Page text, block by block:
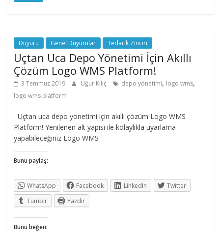
Duyuru Genel Duyurular Tedarik Zinciri
Uçtan Uca Depo Yönetimi İçin Akıllı
Çözüm Logo WMS Platform!
3 Temmuz 2019 Uğur Kılıç depo yönetimi, logo wms,
logo wms platform
Uçtan uca depo yönetimi için akıllı çözüm Logo WMS
Platform! Yenilenen alt yapısı ile kolaylıkla uyarlama
yapabileceğiniz Logo WMS
Bunu paylaş:
WhatsApp Facebook LinkedIn
Twitter
Tumblr
Yazdır
Bunu beğen: